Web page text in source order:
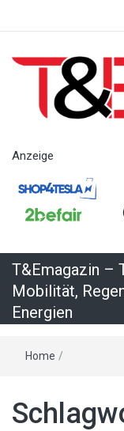
Anzeige
T&Emagazin –
Mobilität,
Energien
Home /